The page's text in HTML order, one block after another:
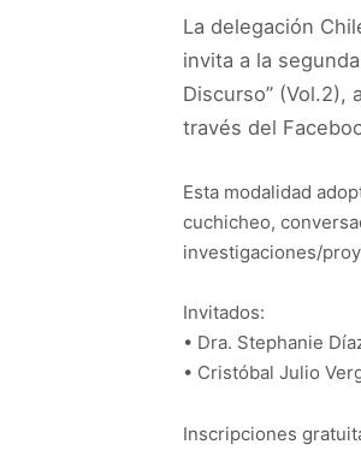
La delegación
invita a la
Discurso” (Vol.2),
través del
Esta modalidad
cuchicheo,
investigaciones/
Invitados:
• Dra. Stephanie
• Cristóbal Julio
Inscripciones